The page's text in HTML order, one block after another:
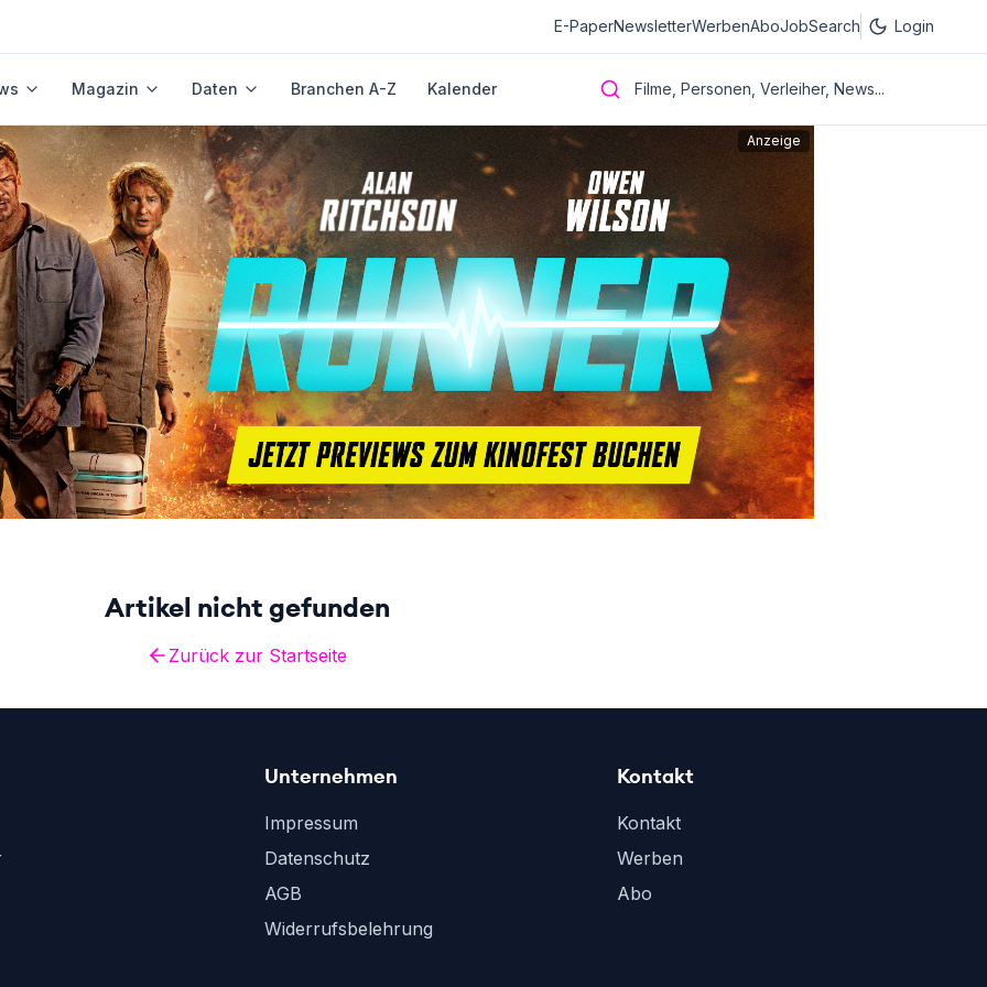
E-PaperNewsletterWerbenAboJobSearch Login
Magazin Daten Branchen A-Z Kalender Filme, Personen, Verleiher, News...
Anzeige
Artikel nicht gefunden
Zurück zur Startseite
Unternehmen
Impressum
Datenschutz
AGB
Widerrufsbelehrung
Kontakt
Kontakt
Werben
Abo